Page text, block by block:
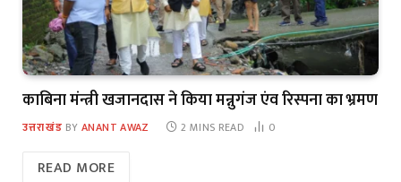
काबिना मंन्त्री खजानदास ने किया मन्नुगंज एंव रिस्पना का भ्रमण
उत्तराखंड BY ANANT AWAZ 2 MINS READ 0
READ MORE